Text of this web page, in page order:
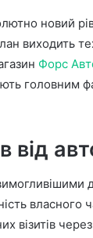
новий
виходить
Форс
головним
від
власного
візитів